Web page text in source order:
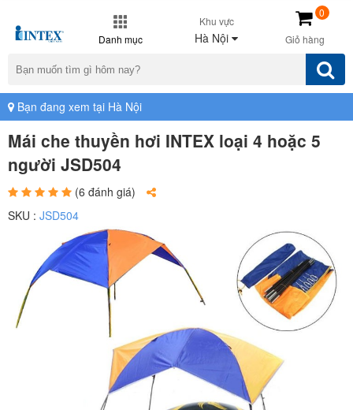
Danh mục
Khu vực
Hà Nội Giỏ hàng
0
Bạn đang xem tại Hà Nội
Mái che thuyền hơi INTEX loại 4 hoặc 5
người JSD504
(6 đánh giá)
SKU : JSD504